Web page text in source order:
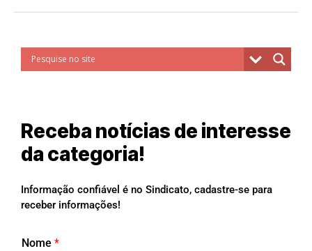
Receba notícias de interesse
da categoria!
Informação confiável é no Sindicato, cadastre-se para
receber informações!
Nome *